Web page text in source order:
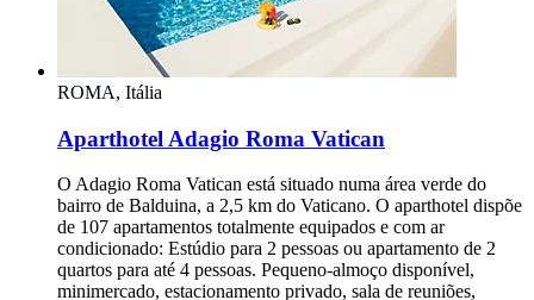
ROMA, Itália
Aparthotel Adagio Roma Vatican
O Adagio Roma Vatican está situado numa área verde do
bairro de Balduina, a 2,5 km do Vaticano. O aparthotel dispõe
de 107 apartamentos totalmente equipados e com ar
condicionado: Estúdio para 2 pessoas ou apartamento de 2
quartos para até 4 pessoas. Pequeno-almoço disponível,
minimercado, estacionamento privado, sala de reuniões,